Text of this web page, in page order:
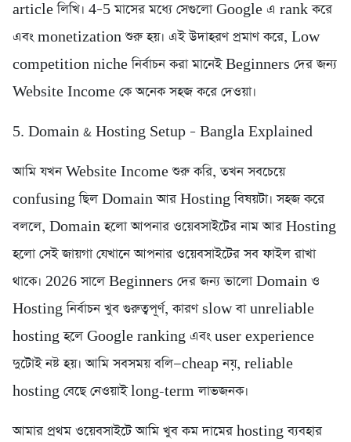
article লিখি। 4–5 মাসের মধ্যে সেগুলো Google এ rank করে
এবং monetization শুরু হয়। এই উদাহরণ প্রমাণ করে, Low
competition niche নির্বাচন করা মানেই Beginners দের জন্য
Website Income কে অনেক সহজ করে দেওয়া।
5. Domain & Hosting Setup – Bangla Explained
আমি যখন Website Income শুরু করি, তখন সবচেয়ে
confusing ছিল Domain আর Hosting বিষয়টা। সহজ করে
বললে, Domain হলো আপনার ওয়েবসাইটের নাম আর Hosting
হলো সেই জায়গা যেখানে আপনার ওয়েবসাইটের সব ফাইল রাখা
থাকে। 2026 সালে Beginners দের জন্য ভালো Domain ও
Hosting নির্বাচন খুব গুরুত্বপূর্ণ, কারণ slow বা unreliable
hosting হলে Google ranking এবং user experience
দুটোই নষ্ট হয়। আমি সবসময় বলি—cheap নয়, reliable
hosting বেছে নেওয়াই long-term লাভজনক।
আমার প্রথম ওয়েবসাইটে আমি খুব কম দামের hosting ব্যবহার